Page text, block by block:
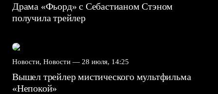
Драма «Фьорд» с Себастианом Стэном
получила трейлер
Новости, Новости — 28 июля, 14:25
Вышел трейлер мистического мультфильма
«Непокой»